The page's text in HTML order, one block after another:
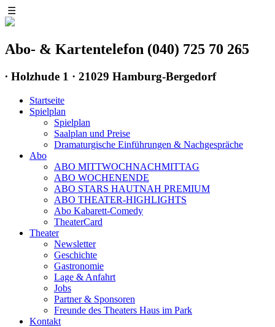
☰
Abo- & Kartentelefon (040) 725 70 265
∙ Holzhude 1 · 21029 Hamburg-Bergedorf
Startseite
Spielplan
Spielplan
Saalplan und Preise
Dramaturgische Einführungen & Nachgespräche
Abo
ABO MITTWOCHNACHMITTAG
ABO WOCHENENDE
ABO STARS HAUTNAH PREMIUM
ABO THEATER-HIGHLIGHTS
Abo Kabarett-Comedy
TheaterCard
Theater
Newsletter
Geschichte
Gastronomie
Lage & Anfahrt
Jobs
Partner & Sponsoren
Freunde des Theaters Haus im Park
Kontakt